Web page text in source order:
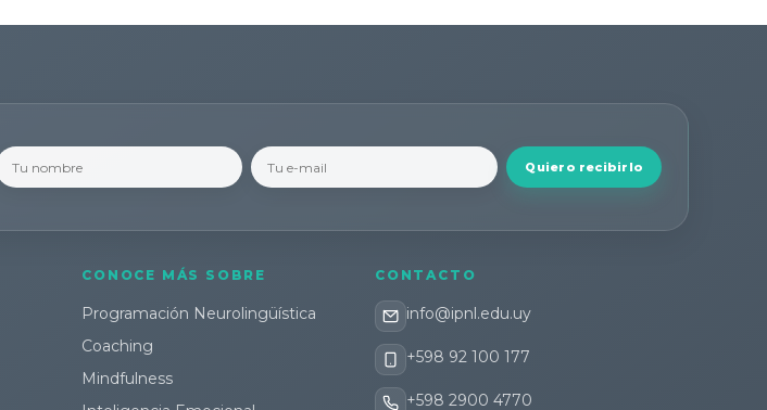
Quiero recibirlo
CONOCE MÁS SOBRE
Programación Neurolingüística
Coaching
Mindfulness
CONTACTO
info@ipnl.edu.uy
+598 92 100 177
+598 2900 4770